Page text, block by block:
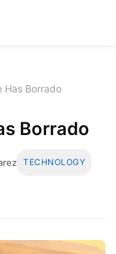
Has Borrado
Borrado
TECHNOLOGY